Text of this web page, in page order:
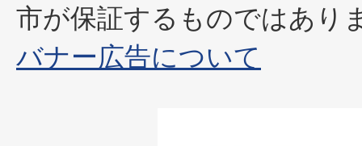
市が保証するものではあり
バナー広告について